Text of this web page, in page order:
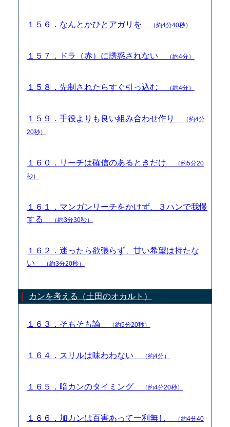
１５６．なんとかひとアガリを （約4分40秒）
１５７．ドラ（赤）に誘惑されない （約4分）
１５８．先制されたらすぐ引っ込む （約4分）
１５９．手役よりも良い組み合わせ作り
（約4分
20秒）
１６０．リーチは確信のあるときだけ
（約5分20
秒）
１６１．マンガンリーチをかけず、３ハンで我慢
する
（約3分30秒）
１６２．迷ったら欲張らず、甘い希望は持たな
い
（約3分20秒）
カンを考える（土田のオカルト）
１６３．そもそも論 （約5分20秒）
１６４．スリルは味わわない （約4分）
１６５．暗カンのタイミング （約4分20秒）
１６６．加カンは百害あって一利無し
（約4分40